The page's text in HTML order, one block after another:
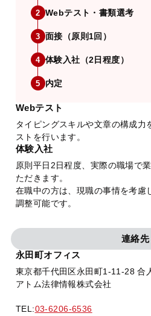
2 Webテスト・書類選考
3 面接（原則1回）
4 体験入社（2日程度）
5 内定
Webテスト
タイピングスキルや文章の構成力
ストを行います。
体験入社
原則平日2日程度、実際の職場で
ただきます。
在職中の方は、現職の事情を考慮
調整可能です。
連絡先
永田町オフィス
東京都千代田区永田町1-11-28 合
アトム法律情報株式会社
TEL:03-6206-6536